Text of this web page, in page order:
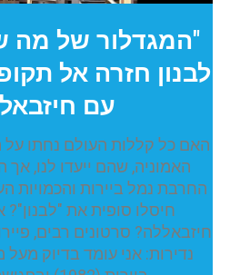
"המגדלור של מה
לבנון חזרה אל
עם
האם כל קללות העולם נחתו על
האמוניה, שהם ייעדו לנו,
החרבת נמל ביירות והכמויות
חיסלו סופית את "לבנון"?
חיזבאללה? סרטונים רבים,
נדירות: אני עומד בדיוק